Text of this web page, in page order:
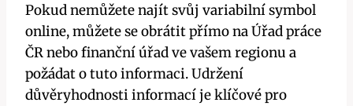
Pokud nemůžete najít svůj variabilní symbol
online, můžete se obrátit přímo na Úřad práce
ČR nebo finanční úřad ve vašem regionu a
požádat o tuto informaci. Udržení
důvěryhodnosti informací je klíčové pro